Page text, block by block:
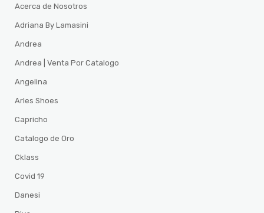
Acerca de Nosotros
Adriana By Lamasini
Andrea
Andrea | Venta Por Catalogo
Angelina
Arles Shoes
Capricho
Catalogo de Oro
Cklass
Covid 19
Danesi